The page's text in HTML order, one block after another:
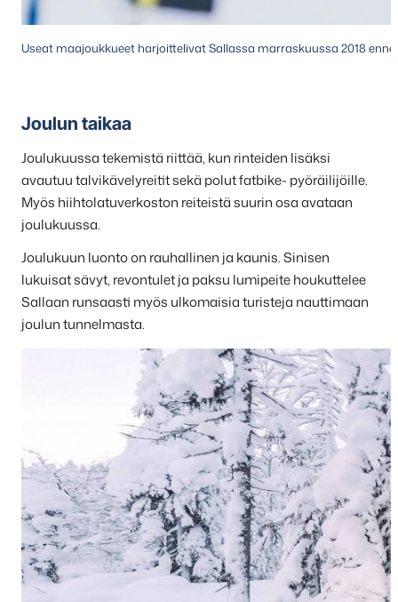
Useat maajoukkueet harjoittelivat Sallassa marraskuussa 2018
Joulun taikaa
Joulukuussa tekemistä riittää, kun rinteiden lisäksi
avautuu talvikävelyreitit sekä polut fatbike- pyöräilijöille.
Myös hiihtolatuverkoston reiteistä suurin osa avataan
joulukuussa.
Joulukuun luonto on rauhallinen ja kaunis. Sinisen
lukuisat sävyt, revontulet ja paksu lumipeite houkuttelee
Sallaan runsaasti myös ulkomaisia turisteja nauttimaan
joulun tunnelmasta.